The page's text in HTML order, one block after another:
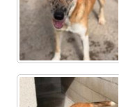
Glückliche Fellnasen
Happy End Stories
Regenbogenbrücke